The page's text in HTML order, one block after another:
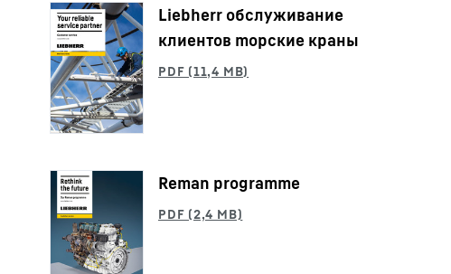
Liebherr oбслуживание
клиентов mорские краны
Reman programme